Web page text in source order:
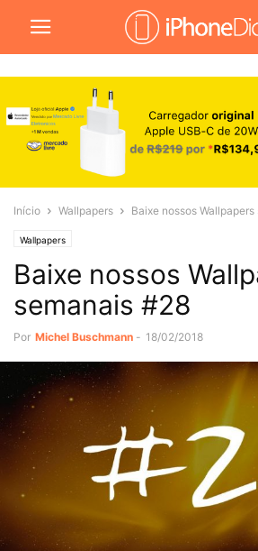
Início Wallpapers Baixe nossos
Wallpapers
Baixe nossos
semanais #28
Por Michel Buschmann - 18/02/2018